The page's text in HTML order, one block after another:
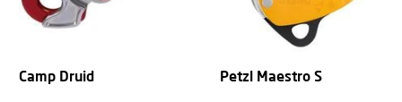
Camp Druid Petzl Maestro S